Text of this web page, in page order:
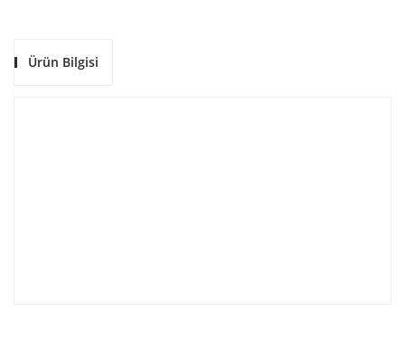
Ürün Bilgisi